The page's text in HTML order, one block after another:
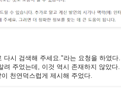
시 검색해 주세요."라는 요청을 하였다
려 주었는데, 이것 역시 존재하지 않았다
천연덕스럽게 제시해 주었다.